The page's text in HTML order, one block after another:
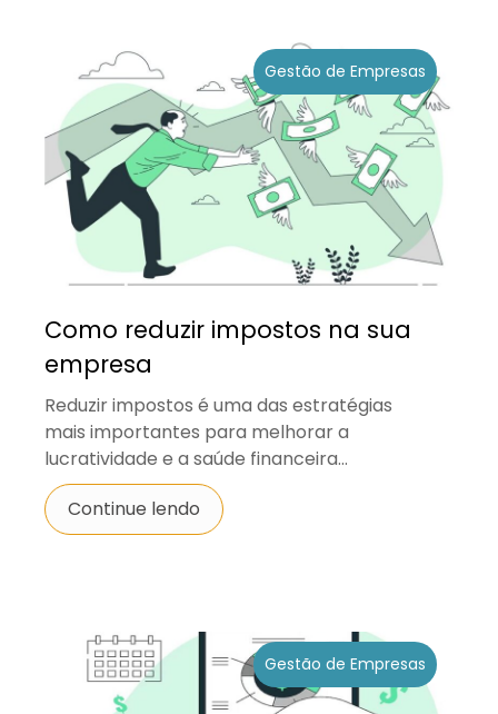
Gestão de Empresas
Como reduzir impostos na sua
empresa
Reduzir impostos é uma das estratégias
mais importantes para melhorar a
lucratividade e a saúde financeira...
Continue lendo
Gestão de Empresas